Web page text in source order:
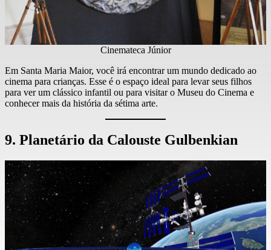
Cinemateca Júnior
Em Santa Maria Maior, você irá encontrar um mundo dedicado ao
cinema para crianças. Esse é o espaço ideal para levar seus filhos
para ver um clássico infantil ou para visitar o Museu do Cinema e
conhecer mais da história da sétima arte.
9. Planetário da Calouste Gulbenkian